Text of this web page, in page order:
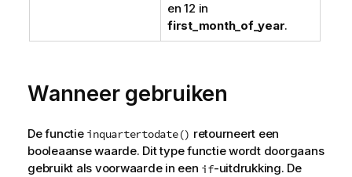
en 12 in
first_month_of_year.
Wanneer gebruiken
De functie inquartertodate() retourneert een
booleaanse waarde. Dit type functie wordt doorgaans
gebruikt als voorwaarde in een if-uitdrukking. De